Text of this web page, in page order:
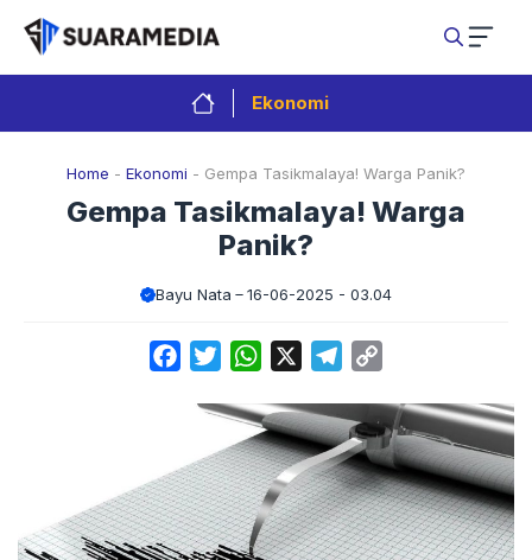
Langsung
isi
Ekonomi
Home - Ekonomi - Gempa Tasikmalaya! Warga Panik?
Gempa Tasikmalaya! Warga
Panik?
Bayu Nata 16-06-2025 - 03.04
FacebookTwitterWhatsApp Telegram